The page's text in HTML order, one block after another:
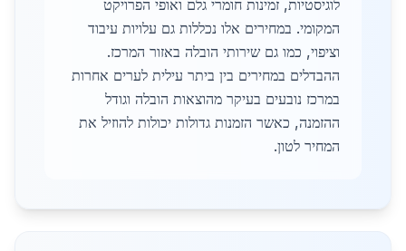
לוגיסטיות, זמינות חומרי גלם ואופי הפרויקט
המקומי. במחירים אלו נכללות גם עלויות עיבוד
וציפוי, כמו גם שירותי הובלה באזור המרכז.
ההבדלים במחירים בין ביתר עילית לערים אחרות
במרכז נובעים בעיקר מהוצאות הובלה וגודל
ההזמנה, כאשר הזמנות גדולות יכולות להוזיל את
המחיר לטון.